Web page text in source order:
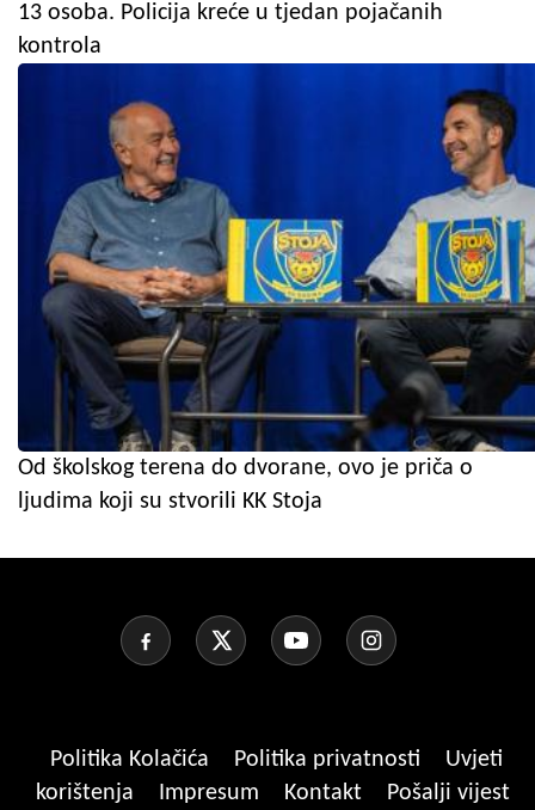
13 osoba. Policija kreće u tjedan pojačanih
kontrola
Od školskog terena do dvorane, ovo je priča o
ljudima koji su stvorili KK Stoja
Politika Kolačića Politika privatnosti
Uvjeti
korištenja
Impresum Kontakt
Pošalji vijest